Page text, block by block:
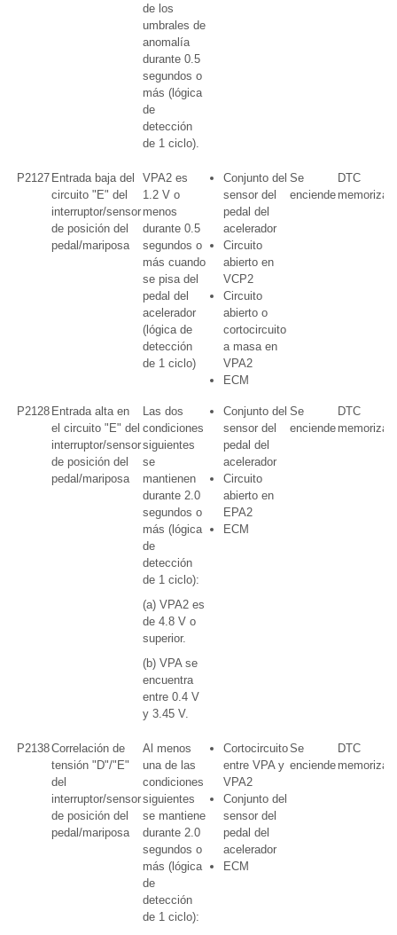
de los
umbrales de
anomalía
durante 0.5
segundos o
más (lógica
de
detección
de 1 ciclo).
P2127 Entrada baja del
circuito "E" del
interruptor/sensor
de posición del
pedal/mariposa
VPA2 es
1.2 V o
menos
durante 0.5
segundos o
más cuando
se pisa del
pedal del
acelerador
(lógica de
detección
de 1 ciclo)
Conjunto del
sensor del
pedal del
acelerador
Circuito
abierto en
VCP2
Circuito
abierto o
cortocircuito
a masa en
VPA2
ECM
Se
enciende
DTC
P2128 Entrada alta en
el circuito "E" del
interruptor/sensor
de posición del
pedal/mariposa
Las dos
condiciones
siguientes
se
mantienen
durante 2.0
segundos o
más (lógica
de
detección
de 1 ciclo):
(a) VPA2 es
de 4.8 V o
superior.
(b) VPA se
encuentra
entre 0.4 V
y 3.45 V.
Conjunto del
sensor del
pedal del
acelerador
Circuito
abierto en
EPA2
ECM
Se
enciende
DTC
P2138Correlación de
tensión "D"/"E"
del
interruptor/sensor
de posición del
pedal/mariposa
Al menos
una de las
condiciones
siguientes
se mantiene
durante 2.0
segundos o
más (lógica
de
detección
de 1 ciclo):
Cortocircuito
entre VPA y
VPA2
Conjunto del
sensor del
pedal del
acelerador
ECM
Se
enciende
DTC